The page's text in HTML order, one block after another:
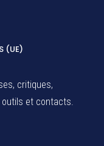
(UE)
critiques,
outils et contacts.